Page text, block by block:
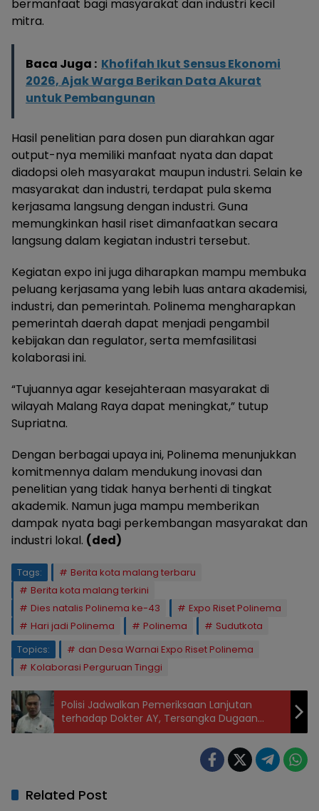
bermanfaat bagi masyarakat dan industri kecil
mitra.
Baca Juga : Khofifah Ikut Sensus Ekonomi
2026, Ajak Warga Berikan Data Akurat
untuk Pembangunan
Hasil penelitian para dosen pun diarahkan agar
output-nya memiliki manfaat nyata dan dapat
diadopsi oleh masyarakat maupun industri. Selain ke
masyarakat dan industri, terdapat pula skema
kerjasama langsung dengan industri. Guna
memungkinkan hasil riset dimanfaatkan secara
langsung dalam kegiatan industri tersebut.
Kegiatan expo ini juga diharapkan mampu membuka
peluang kerjasama yang lebih luas antara akademisi,
industri, dan pemerintah. Polinema mengharapkan
pemerintah daerah dapat menjadi pengambil
kebijakan dan regulator, serta memfasilitasi
kolaborasi ini.
“Tujuannya agar kesejahteraan masyarakat di
wilayah Malang Raya dapat meningkat,” tutup
Supriatna.
Dengan berbagai upaya ini, Polinema menunjukkan
komitmennya dalam mendukung inovasi dan
penelitian yang tidak hanya berhenti di tingkat
akademik. Namun juga mampu memberikan
dampak nyata bagi perkembangan masyarakat dan
industri lokal. (ded)
Tags:
Berita kota malang terbaru
Berita kota malang terkini
Dies natalis Polinema ke-43
Expo Riset Polinema
Hari jadi Polinema
Polinema
Sudutkota
Topics:
dan Desa Warnai Expo Riset Polinema
Kolaborasi Perguruan Tinggi
Polisi Jadwalkan Pemeriksaan Lanjutan
terhadap Dokter AY, Tersangka Dugaan
Pelecehan Seksual
Related Post